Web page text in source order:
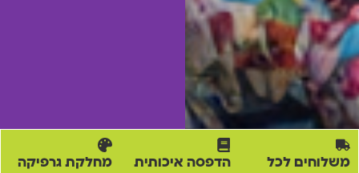
משלוחים לכל
הדפסה איכותית מחלקת גרפיקה